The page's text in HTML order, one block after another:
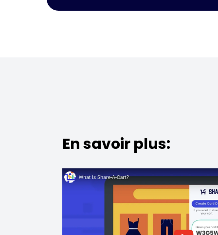
En savoir plus: